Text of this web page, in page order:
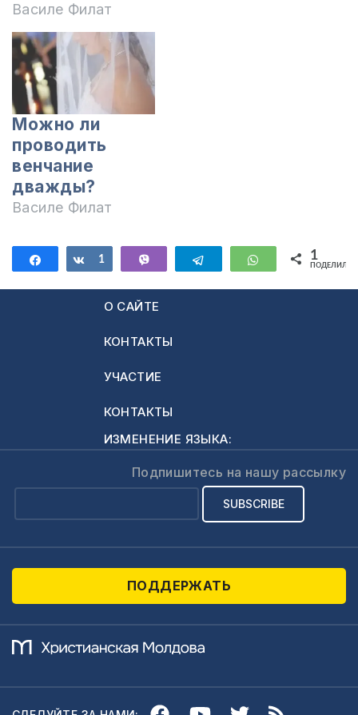
Василе Филат
Можно ли
проводить
венчание
дважды?
Василе Филат
ПоделитьсяПоделиться
1 Telegram WhatsApp
1
О САЙТЕ
КОНТАКТЫ
УЧАСТИЕ
КОНТАКТЫ
ИЗМЕНЕНИЕ ЯЗЫКА:
Подпишитесь на нашу рассылку
ПОДДЕРЖАТЬ